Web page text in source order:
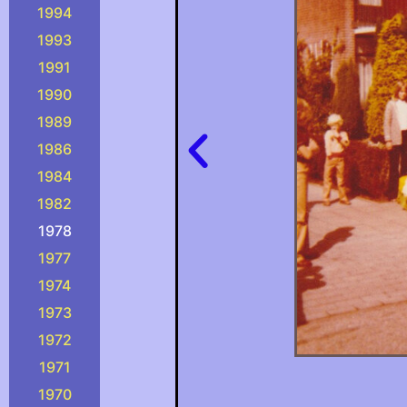
1994
1993
1991
1990
1989
1986
1984
1982
1978
1977
1974
1973
1972
1971
1970
de corso in Groenlo.)